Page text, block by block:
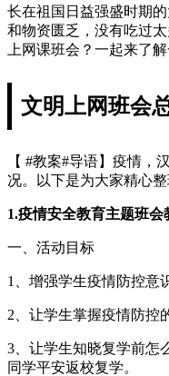
长在祖国日益强盛时期
和物资匮乏，没有吃过
上网课班会？一起来了解
文明上网班会
【 #教案#导语】疫情，
况。以下是为大家精心
1.疫情安全教育主题班会
一、活动目标
1、增强学生疫情防控意
2、让学生掌握疫情防控
3、让学生知晓复学前怎
同学平安返校复学。